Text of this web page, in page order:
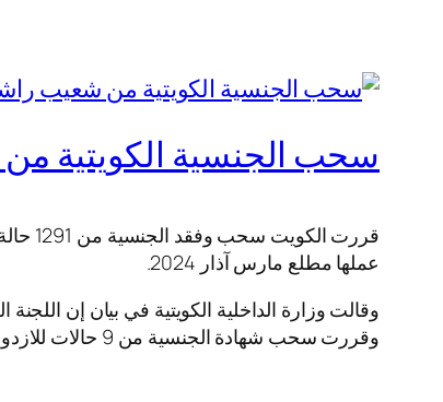
سحب الجنسية الكويتية من شعيب راشد 2025:
عملها مطلع مارس آذار 2024.
وقالت وزارة الداخلية الكويتية في بيان إن
وقررت سحب شهادة الجنسية من 9 حالات للازدواجية، وفقًا للمادة 11 من قانون الجنسية الكويتية رقم 15 لسنة 1959م وتعديلاته.